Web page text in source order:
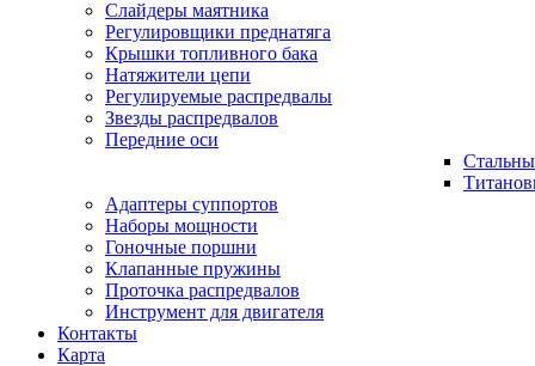
Слайдеры маятника
Регулировщики преднатяга
Крышки топливного бака
Натяжители цепи
Регулируемые распредвалы
Звезды распредвалов
Передние оси
Адаптеры суппортов
Наборы мощности
Гоночные поршни
Клапанные пружины
Проточка распредвалов
Инструмент для двигателя
Контакты
Карта